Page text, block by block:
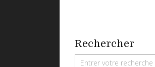
Rechercher